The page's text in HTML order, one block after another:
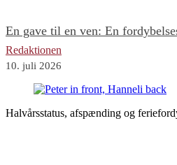
En gave til en ven: En
Redaktionen
10. juli 2026
Halvårsstatus, afspænding og